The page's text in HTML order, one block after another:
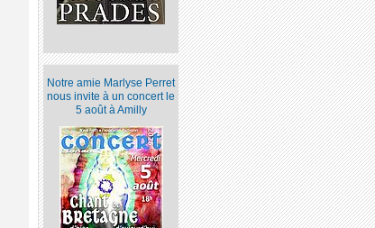
Notre amie Marlyse Perret
nous invite à un concert le
5 août à Amilly